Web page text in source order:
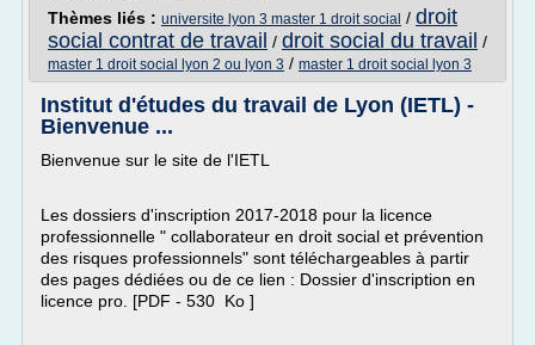
Thèmes liés : universite lyon 3 master 1 droit social / droit
social contrat de travail / droit social du travail /
master 1 droit social lyon 2 ou lyon 3 / master 1 droit social lyon 3
Institut d'études du travail de Lyon (IETL) -
Bienvenue ...
Bienvenue sur le site de l'IETL
Les dossiers d'inscription 2017-2018 pour la licence
professionnelle " collaborateur en droit social et prévention
des risques professionnels" sont téléchargeables à partir
des pages dédiées ou de ce lien : Dossier d'inscription en
licence pro. [PDF - 530 Ko ]